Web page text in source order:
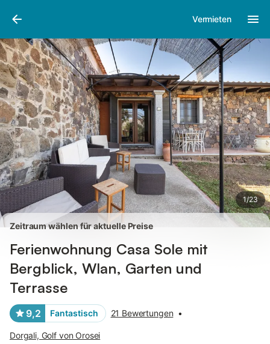
Vermieten
1/23
Bilder
Zeitraum wählen für aktuelle Preise
Ferienwohnung Casa Sole mit
Bergblick, Wlan, Garten und
Terrasse
9,2 Fantastisch 21 Bewertungen •
Dorgali, Golf von Orosei